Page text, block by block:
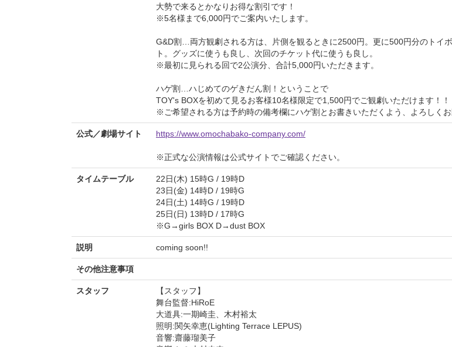
大勢で来るとかなりお得な割引です！
※5名様まで6,000円でご案内いたします。
G&D割…両方観劇される方は、片側を観るときに2500円。更に500円分のトイ
ト。グッズに使うも良し、次回のチケット代に使うも良し。
※最初に見られる回で2公演分、合計5,000円いただきます。
ハゲ割…ハじめてのゲきだん割！ということで
TOY's BOXを初めて見るお客様10名様限定で1,500円でご観劇いただけます！！
※ご希望される方は予約時の備考欄にハゲ割とお書きいただくよう、よろしくお
公式／劇場サイト https://www.omochabako-company.com/
※正式な公演情報は公式サイトでご確認ください。
タイムテーブル
22日(木) 15時G / 19時D
23日(金) 14時D / 19時G
24日(土) 14時G / 19時D
25日(日) 13時D / 17時G
※G→girls BOX D→dust BOX
説明 coming soon!!
その他注意事項
スタッフ
【スタッフ】
舞台監督:HiRoE
大道具:一期崎圭、木村裕太
照明:関矢幸恵(Lighting Terrace LEPUS)
音響:齋藤瑠美子